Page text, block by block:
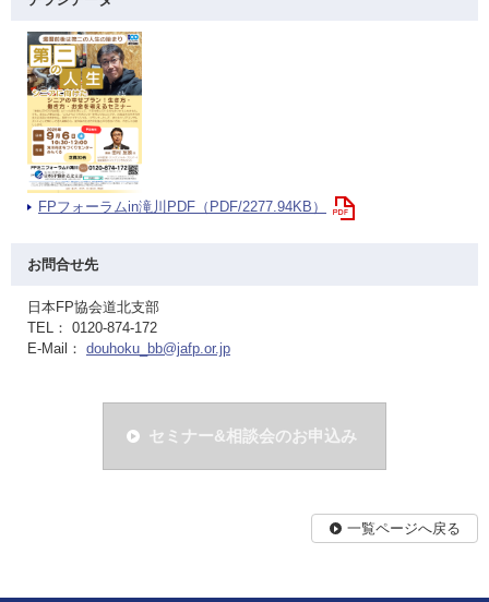
FPフォーラムin滝川PDF（PDF/2277.94KB）
お問合せ先
日本FP協会道北支部
TEL： 0120-874-172
E-Mail： douhoku_bb@jafp.or.jp
セミナー&相談会のお申込み
一覧ページへ戻る